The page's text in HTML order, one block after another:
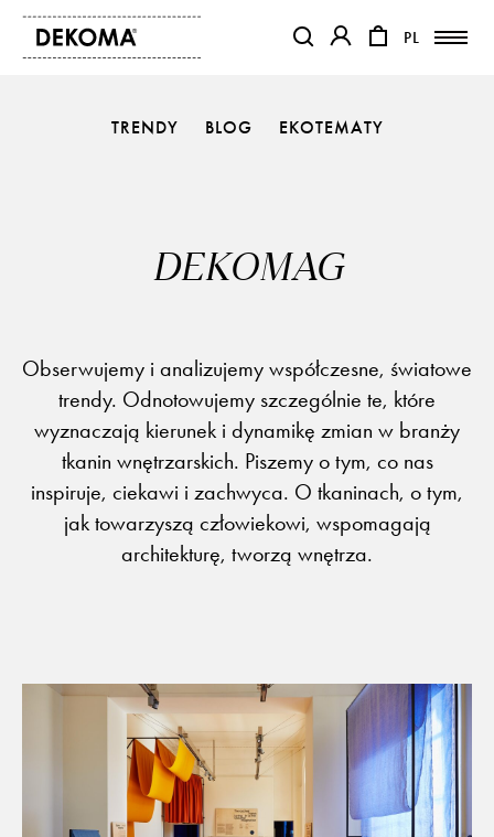
PL
PL
REALIZACJE
Baza wiedzy
Broszury
Dla Prasy
Praca
Newsletter
ISSUUOtwiera link w nowej karcie
Facebook
Otwiera link w nowej
Instagram
Otwiera link w nowej
Pinterest Otwiera link w nowej karcie
YoutubeOtwiera link w nowej karcie
Pulpit Kontrahenta Otwiera link
TRENDY BLOG EKOTEMATY
DEKOMAG
Obserwujemy i analizujemy współczesne, światowe
trendy. Odnotowujemy szczególnie te, które
wyznaczają kierunek i dynamikę zmian w branży
tkanin wnętrzarskich. Piszemy o tym, co nas
inspiruje, ciekawi i zachwyca. O tkaninach, o tym,
jak towarzyszą człowiekowi, wspomagają
architekturę, tworzą wnętrza.